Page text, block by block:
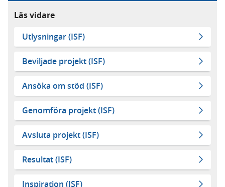
Läs vidare
Utlysningar (ISF)
Beviljade projekt (ISF)
Ansöka om stöd (ISF)
Genomföra projekt (ISF)
Avsluta projekt (ISF)
Resultat (ISF)
Inspiration (ISF)